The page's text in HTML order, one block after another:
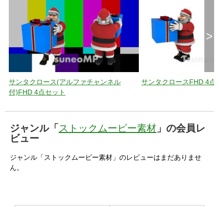
サンタクロース(アルファチャンネル
付)FHD 4点セット
サンタクロースFHD 4点
>
ジャンル「ストックムービー素材 」の会員レ
ビュー
ジャンル「ストックムービー素材」のレビューはまだありませ
ん。